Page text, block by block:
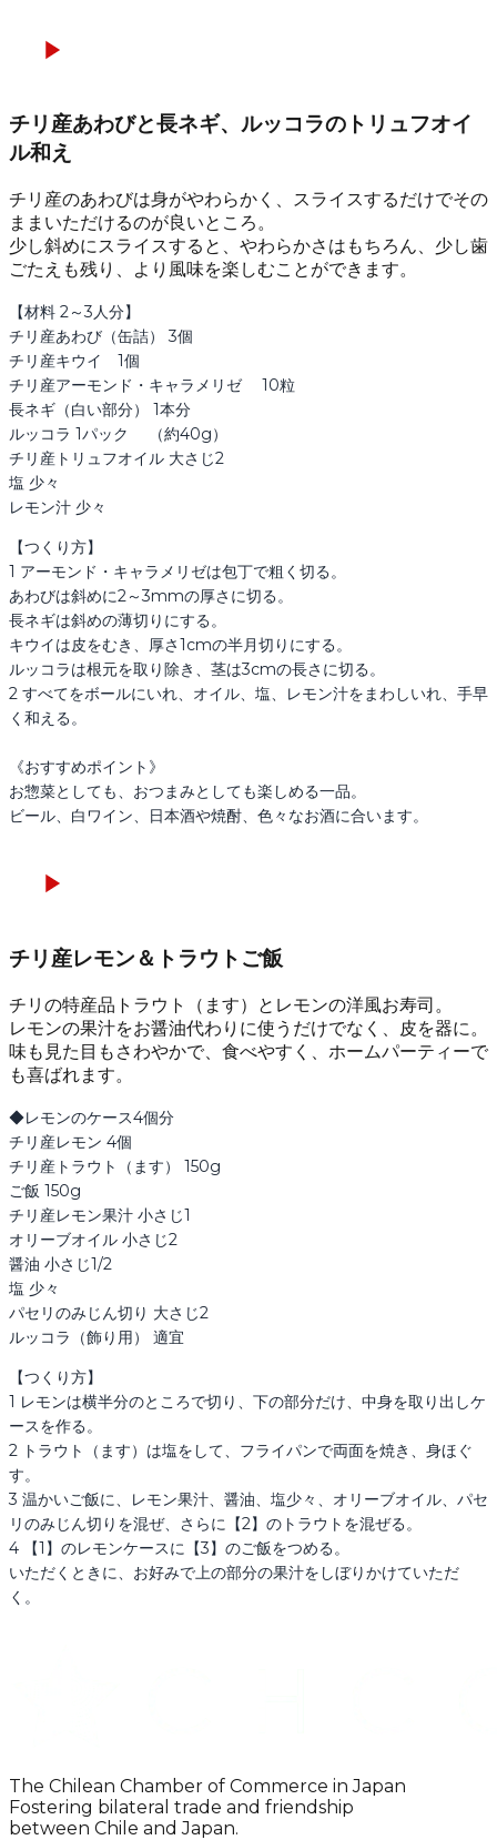
チリ産あわびと長ネギ、ルッコラのトリュフオイ
ル和え
チリ産のあわびは身がやわらかく、スライスするだけでその
ままいただけるのが良いところ。
少し斜めにスライスすると、やわらかさはもちろん、少し歯
ごたえも残り、より風味を楽しむことができます。
【材料 2～3人分】
チリ産あわび（缶詰） 3個
チリ産キウイ　1個
チリ産アーモンド・キャラメリゼ　 10粒
長ネギ（白い部分） 1本分
ルッコラ 1パック 　（約40g）
チリ産トリュフオイル 大さじ2
塩 少々
レモン汁 少々
【つくり方】
1 アーモンド・キャラメリゼは包丁で粗く切る。
あわびは斜めに2～3mmの厚さに切る。
長ネギは斜めの薄切りにする。
キウイは皮をむき、厚さ1cmの半月切りにする。
ルッコラは根元を取り除き、茎は3cmの長さに切る。
2 すべてをボールにいれ、オイル、塩、レモン汁をまわしいれ、手早
く和える。
《おすすめポイント》
お惣菜としても、おつまみとしても楽しめる一品。
ビール、白ワイン、日本酒や焼酎、色々なお酒に合います。
チリ産レモン＆トラウトご飯
チリの特産品トラウト（ます）とレモンの洋風お寿司。
レモンの果汁をお醤油代わりに使うだけでなく、皮を器に。
味も見た目もさわやかで、食べやすく、ホームパーティーで
も喜ばれます。
◆レモンのケース4個分
チリ産レモン 4個
チリ産トラウト（ます） 150g
ご飯 150g
チリ産レモン果汁 小さじ1
オリーブオイル 小さじ2
醤油 小さじ1/2
塩 少々
パセリのみじん切り 大さじ2
ルッコラ（飾り用） 適宜
【つくり方】
1 レモンは横半分のところで切り、下の部分だけ、中身を取り出しケ
ースを作る。
2 トラウト（ます）は塩をして、フライパンで両面を焼き、身ほぐ
す。
3 温かいご飯に、レモン果汁、醤油、塩少々、オリーブオイル、パセ
リのみじん切りを混ぜ、さらに【2】のトラウトを混ぜる。
4 【1】のレモンケースに【3】のご飯をつめる。
いただくときに、お好みで上の部分の果汁をしぼりかけていただ
く。
The Chilean Chamber of Commerce in Japan
Fostering bilateral trade and friendship
between Chile and Japan.